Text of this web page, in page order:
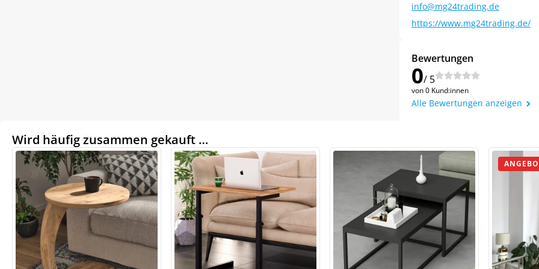
info@mg24trading.de
https://www.mg24trading.de/
Bewertungen
0/ 5
von 0 Kund:innen
Alle Bewertungen anzeigen
Wird häufig zusammen gekauft …
Jetzt 5% Rabatt